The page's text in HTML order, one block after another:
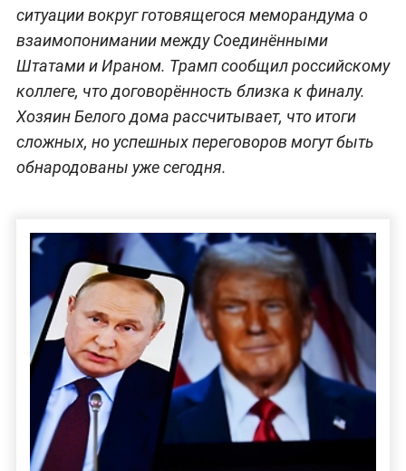
ситуации вокруг готовящегося меморандума о
взаимопонимании между Соединёнными
Штатами и Ираном. Трамп сообщил российскому
коллеге, что договорённость близка к финалу.
Хозяин Белого дома рассчитывает, что итоги
сложных, но успешных переговоров могут быть
обнародованы уже сегодня.